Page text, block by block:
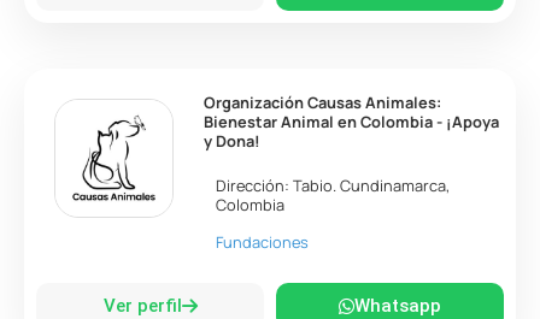
Organización Causas Animales:
Bienestar Animal en Colombia - ¡Apoya
y Dona!
Dirección:Tabio.Cundinamarca,
Colombia
Fundaciones
Ver perfil Whatsapp